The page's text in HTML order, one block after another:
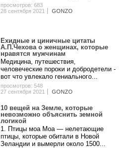
просмотров: 683
28 сентября 2021
GONZO
Ехидные и циничные цитаты
А.П.Чехова о женщинах, которые
нравятся мужчинам
Медицина, путешествия,
человеческие пороки и добродетели -
вот что увлекало гениального...
просмотров: 548
27 сентября 2021
GONZO
10 вещей на Земле, которые
невозможно объяснить земной
логикой
1. Птицы моа Моа — нелетающие
птицы, которые обитали в Новой
Зеландии и вымерли около 1500...